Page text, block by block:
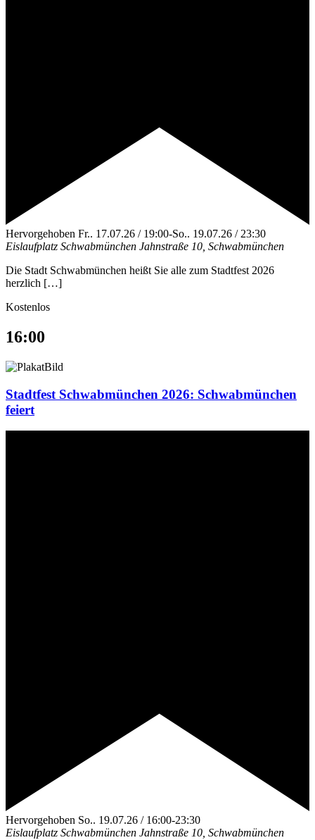
Hervorgehoben Fr.. 17.07.26 / 19:00-So.. 19.07.26 / 23:30
Eislaufplatz Schwabmünchen Jahnstraße 10, Schwabmünchen
Die Stadt Schwabmünchen heißt Sie alle zum Stadtfest 2026
herzlich […]
Kostenlos
16:00
Stadtfest Schwabmünchen 2026: Schwabmünchen
feiert
Hervorgehoben So.. 19.07.26 / 16:00-23:30
Eislaufplatz Schwabmünchen Jahnstraße 10, Schwabmünchen